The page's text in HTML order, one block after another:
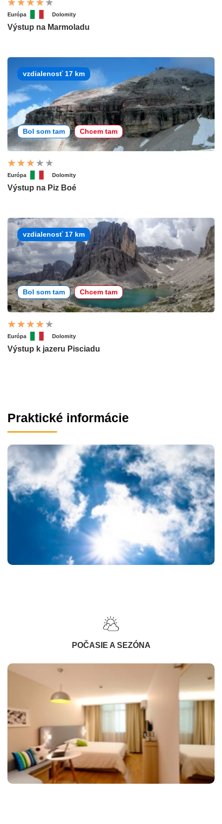
Európa Dolomity
Výstup na Marmoladu
vzdialenosť 17 km
Bol som tam Chcem tam
Európa Dolomity
Výstup na Piz Boé
vzdialenosť 17 km
Bol som tam Chcem tam
Európa Dolomity
Výstup k jazeru Pisciadu
Praktické informácie
POČASIE A SEZÓNA